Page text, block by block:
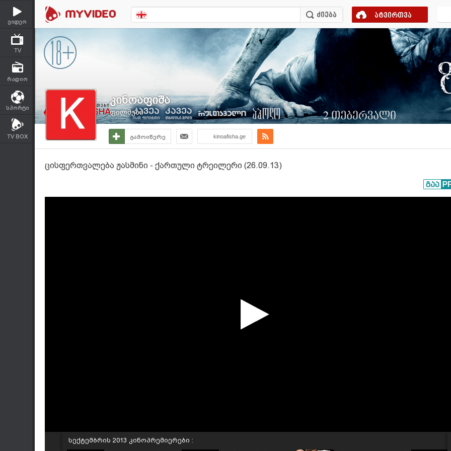
ვიდეო
TV
რადიო
სპორტი
TV BOX
ატვირთვა
კინოაფიშა
ფილმები
გამოიწერე kinoafisha.ge
ცისფერთვალება ჟასმინი - ქართული ტრეილერი (26.09.13)
სექტემბრის 2013 კინოპრემიერები :